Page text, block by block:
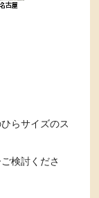
らサイズのス
検討くださ